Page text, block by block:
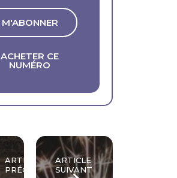
M'ABONNER
ACHETER CE
NUMÉRO
ARTICLE
PRÉCÉDENT
ARTICLE
SUIVANT